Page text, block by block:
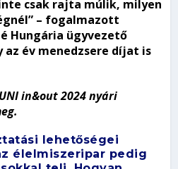
csak rajta múlik, milyen
– fogalmazott
Hungária ügyvezető
év menedzsere díjat is
in&out 2024 nyári
lehetőségei
élelmiszeripar pedig